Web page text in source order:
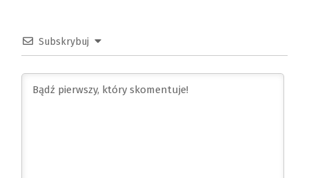
Subskrybuj